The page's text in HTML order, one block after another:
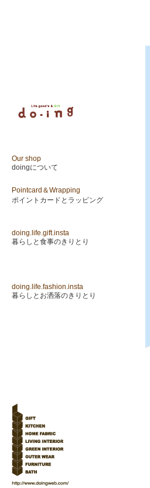
Our shop
doingについて
Pointcard＆Wrapping
ポイントカードとラッピング
doing.life.gift.insta
暮らしと食事のきりとり
doing.life.fashion.insta
暮らしとお洒落のきりとり